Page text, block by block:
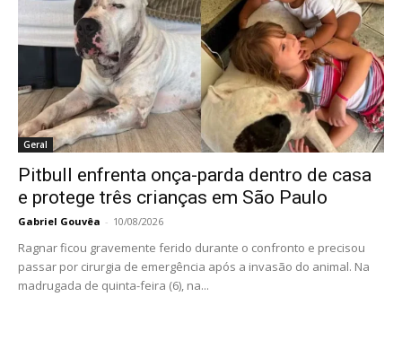
Geral
Pitbull enfrenta onça-parda dentro de casa
e protege três crianças em São Paulo
Gabriel Gouvêa - 10/08/2026
Ragnar ficou gravemente ferido durante o confronto e precisou
passar por cirurgia de emergência após a invasão do animal. Na
madrugada de quinta-feira (6), na...